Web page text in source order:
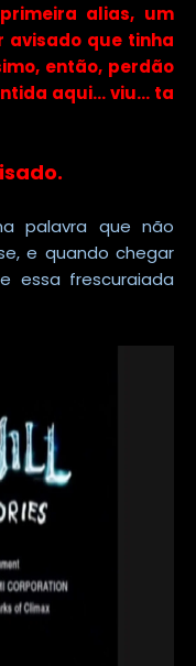
alias, um
avisado que tinha
então, perdão
aqui... viu... ta
palavra que não
e quando chegar
essa frescuraiada